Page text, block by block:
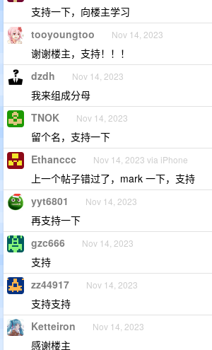
支持一下，向楼主学习
tooyoungtoo Nov 14, 2023
谢谢楼主，支持！！！
dzdh Nov 14, 2023
我来组成分母
TNOK Nov 14, 2023
留个名，支持一下
Ethanccc Nov 14, 2023 via iPhone
上一个帖子错过了，mark 一下，支持
yyt6801 Nov 14, 2023
再支持一下
gzc666 Nov 14, 2023
支持
zz44917 Nov 14, 2023
支持支持
Ketteiron Nov 14, 2023
感谢楼主